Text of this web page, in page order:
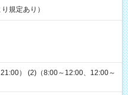
規定あり）
） (2)（8:00～12:00、12:00～